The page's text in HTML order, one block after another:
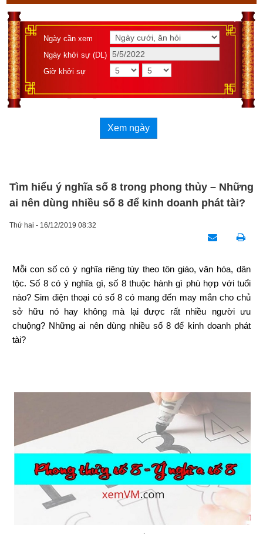
Ngày cần xem
Ngày khởi sự (DL)
Giờ khởi sự
Xem ngày
Tìm hiểu ý nghĩa số 8 trong phong thủy – Những
ai nên dùng nhiều số 8 để kinh doanh phát tài?
Thứ hai - 16/12/2019 08:32
Mỗi con số có ý nghĩa riêng tùy theo tôn giáo, văn hóa, dân
tộc. Số 8 có ý nghĩa gì, số 8 thuộc hành gì phù hợp với tuổi
nào? Sim điện thoại có số 8 có mang đến may mắn cho chủ
sở hữu nó hay không mà lại được rất nhiều người ưu
chuộng? Những ai nên dùng nhiều số 8 để kinh doanh phát
tài?